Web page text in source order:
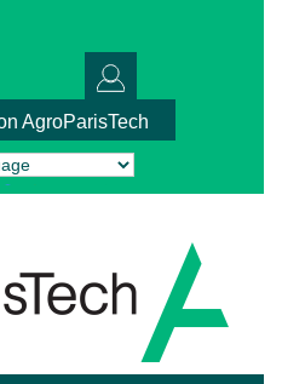
AgroParisTech
Translate